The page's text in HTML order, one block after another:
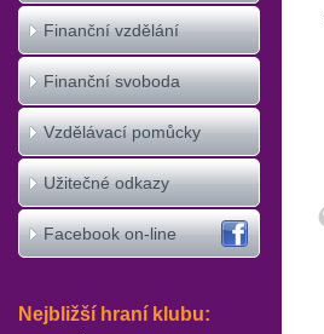
Finanční vzdělání
Finanční svoboda
Vzdělávací pomůcky
Užitečné odkazy
Facebook on-line
Nejbližší hraní klubu: